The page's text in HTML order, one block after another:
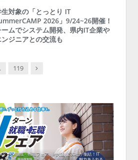
対象の「とっとり IT
2026」9/24~26開催！
ムでシステム開発、県内IT企業や
ンジニアとの交流も
119 Next
ターン就職・転職フェア」in大阪 に30社が集結！IT